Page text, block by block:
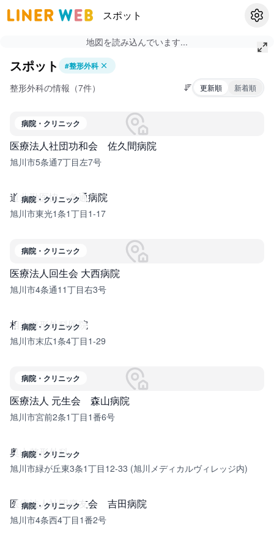
スポット
設定
地図を読み込んでいます...
スポット #整形外科
整形外科の情報（7件） 更新順 新着順
病院・クリニック
医療法人社団功和会 佐久間病院
旭川市5条通7丁目左7号
病院・クリニック
道北勤医協一条通病院
旭川市東光1条1丁目1-17
病院・クリニック
医療法人回生会 大西病院
旭川市4条通11丁目右3号
病院・クリニック
相木整形外科医院
旭川市末広1条4丁目1-29
病院・クリニック
医療法人 元生会 森山病院
旭川市宮前2条1丁目1番6号
病院・クリニック
奥山整形外科
旭川市緑が丘東3条1丁目12-33 (旭川メディカルヴィレッジ内)
病院・クリニック
医療法人社団慶友会 吉田病院
旭川市4条西4丁目1番2号